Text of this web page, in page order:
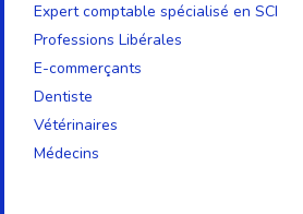
Expert comptable spécialisé en SCI
Professions Libérales
E-commerçants
Dentiste
Vétérinaires
Médecins